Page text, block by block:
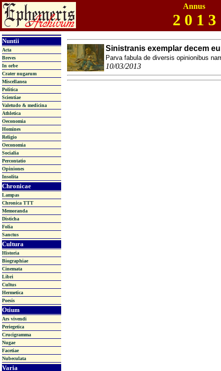
Annus
2 0 1 3
Nuntii
Acta
Breves
In orbe
Crater nugarum
Miscellanea
Politica
Scientiae
Valetudo & medicina
Athletica
Oeconomia
Homines
Religio
Oeconomia
Socialia
Percontatio
Opiniones
Insolita
Chronicae
Lampas
Chronica TTT
Memoranda
Disticha
Folia
Sanctus
Cultura
Historia
Biographiae
Cinemata
Libri
Cultus
Hermetica
Poesis
Otium
Ars vivendi
Periegetica
Crucigramma
Nugae
Facetiae
Nubeculata
Varia
Sinistranis exemplar decem
Parva fabula de diversis opinionibus
10/03/2013